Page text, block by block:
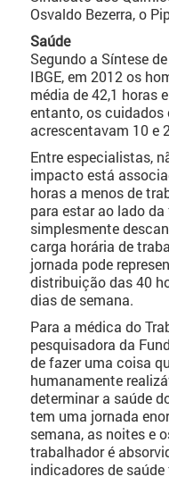
Osvaldo Bezerra, o
Saúde
Segundo a Síntese
IBGE, em 2012 os
média de 42,1 horas
entanto, os
acrescentavam 10 e
Entre especialistas,
impacto está
horas a menos de
para estar ao lado
simplesmente
carga horária de
jornada pode
distribuição das 40
dias de semana.
Para a médica do
pesquisadora da
de fazer uma coisa
humanamente
determinar a saúde
tem uma jornada
semana, as noites e
trabalhador é
indicadores de